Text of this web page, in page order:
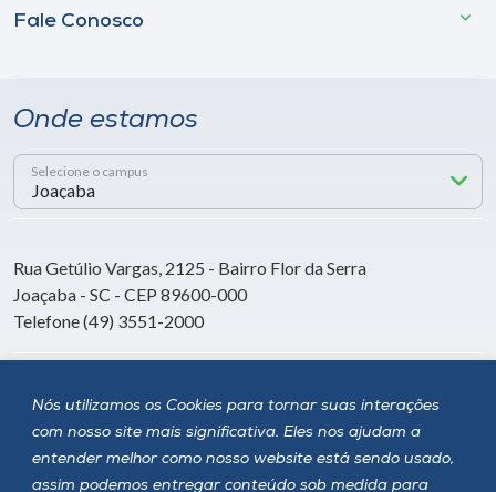
Nós utilizamos os Cookies para tornar suas interações
com nosso site mais significativa. Eles nos ajudam a
entender melhor como nosso website está sendo usado,
assim podemos entregar conteúdo sob medida para
Fale Conosco
Onde estamos
Selecione o campus
Rua Getúlio Vargas, 2125 - Bairro Flor da Serra
Joaçaba - SC - CEP 89600-000
Telefone (49) 3551-2000
Siga a Unoesc